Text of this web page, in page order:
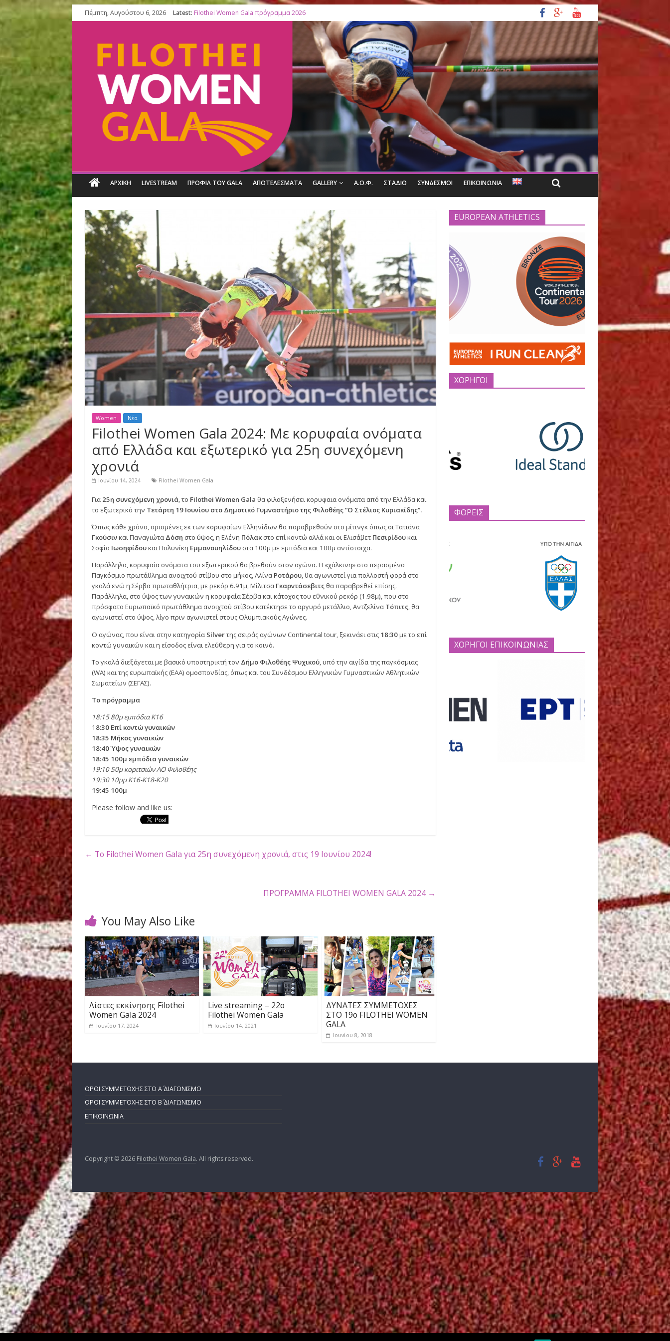
Πέμπτη, Αυγούστου 6, 2026 Latest:Filothei Women Gala πρόγραμμα 2026
27ο Filothei Women Gala: Ο απολογισμός μιας σπουδαίας διοργάνωσης γεμάτης συγκινήσεις
Filothei Women Gala ΑΠΟΤΕΛΕΣΜΑΤΑ
ΛΙΣΤΕΣ ΕΚΚΙΝΗΣΗΣ 2026
Κορυφαίες Ελληνίδες Ολυμπιονίκες βραβεύονται στο 27ο Filothei Women Gala
ΑΡΧΙΚΗ ΑΠΟΤΕΛΕΣΜΑΤΑ ΣΤΑΔΙΟ ΣΥΝΔΕΣΜΟΙ ΕΠΙΚΟΙΝΩΝΙΑ
Filothei Women Gala 2024: Με κορυφαία ονόματα
από Ελλάδα και εξωτερικό για 25η συνεχόμενη
χρονιά
Ιουνίου 14, 2024 Filothei Women Gala
Για25η συνεχόμενη χρονιά, τοFilothei Women Galaθα φιλοξενήσει κορυφαια ονόματα από την Ελλάδα και
το εξωτερικό τηνΤετάρτη 19 Ιουνίου στο Δημοτικό Γυμναστήριο της Φιλοθέης “Ο Στέλιος Κυριακίδης”.
Όπως κάθε χρόνο, ορισμένες εκ των κορυφαίων Ελληνίδων θα παραβρεθούν στο μίτινγκ όπως οι Τατιάνα
Γκούσινκαι ΠαναγιώταΔόσηστο ύψος, η ΕλένηΠόλακ στο επί κοντώ αλλά και οι Ελισάβετ
ΣοφίαΙωσηφίδουκαι ΠολυνίκηΕμμανουηλίδουστα 100μ με εμπόδια και 100μ αντίστοιχα.
Παράλληλα, κορυφαία ονόματα του εξωτερικού θα βρεθούν στον αγώνα. Η «χάλκινη» στο περασμένο
, θα αγωνιστεί για πολλοστή φορά στο
γκαλά ενώ η Σέρβα πρωταθλήτρια, με ρεκόρ 6.91μ, ΜίλιτσαΓκαρντάσεβιτςθα παραβρεθεί επίσης.
Παράλληλα, στο ύψος των γυναικών η κορυφαία Σέρβα και κάτοχος του εθνικού ρεκόρ (1.98μ), που στο
πρόσφατο Ευρωπαϊκό πρωτάθλημα ανοιχτού στίβου κατέκτησε το αργυρό μετάλλιο, Αντζελίνα
αγωνιστεί στο ύψος, λίγο πριν αγωνιστεί στους Ολυμπιακούς Αγώνες.
Ο αγώνας, που είναι στην κατηγορία 18:30με το επί
κοντώ γυναικών και η είσοδος είναι ελεύθερη για το κοινό.
Το γκαλά διεξάγεται με βασικό υποστηρικτή τον
, υπό την αιγίδα της παγκόσμιας
(WA) και της ευρωπαϊκής (EAA) ομοσπονδίας, όπως και του Συνδέσμου Ελληνικών Γυμναστικών Αθλητικών
Σωματείων (ΣΕΓΑΣ).
Το πρόγραμμα
18:15 80μ εμπόδια Κ16
8:30 Επί κοντώ γυναικών
18:40 Ύψος γυναικών
18:45 100μ εμπόδια γυναικών
Please follow and like us:
←To Filothei Women Gala για 25η συνεχόμενη χρονιά, στις 19 Ιουνίου 2024!
ΠΡΟΓΡΑΜΜΑ FILOTHEI WOMEN GALA 2024
Women Gala 2024
Ιουνίου 17, 2024
Filothei Women Gala
EUROPEAN ATHLETICS
ΧΟΡΗΓΟΙ
ΦΟΡΕΙΣ
ΧΟΡΗΓΟΙ ΕΠΙΚΟΙΝΩΝΙΑΣ
ΟΡΟΙ ΣΥΜΜΕΤΟΧΗΣ ΣΤΟ Α΄ ΔΙΑΓΩΝΙΣΜΟ
ΟΡΟΙ ΣΥΜΜΕΤΟΧΗΣ ΣΤΟ Β΄ ΔΙΑΓΩΝΙΣΜΟ
ΕΠΙΚΟΙΝΩΝΙΑ
Copyright © 2026Filothei Women Gala. All rights reserved.